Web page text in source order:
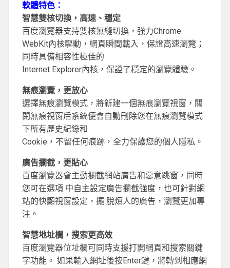
軟體特色：
智慧雙核切換，高速、穩定
百度瀏覽器支持雙核無縫切換，強力Chrome
WebKit內核驅動，網頁瞬間載入，保證高速瀏覽；
同時具備相容性極佳的
Internet Explorer內核，保證了穩定的瀏覽體驗。
無痕瀏覽，更放心
選擇無痕瀏覽模式，將新建一個無痕瀏覽視窗，關
閉無痕視窗后系統便會自動刪除您在無痕瀏覽模式
下所有歷史紀錄和
Cookie，不留任何痕跡，全力保護您的個人隱私。
廣告攔截，更貼心
百度瀏覽器會主動攔截網站廣告和惡意跳窗，同時
您可在選項 中自主設定廣告攔截強度，也可針對網
站的快顯視窗設定，擺 脫煩人的廣告，瀏覽更加專
注。
智慧地址欄，搜索更高效
百度瀏覽器位址欄可同時支援打開網頁和搜索關鍵
字功能。 如果輸入網址後按Enter鍵，將轉到相應網